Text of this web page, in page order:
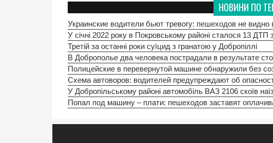
НОВИНИ ПО
Украинские водители бьют тревогу: пешеходов не видно
У січні 2022 року в Покровському районі сталося 13
Третій за останні роки суїцид з гранатою у Добропіллі
В Доброполье два человека пострадали в результате
Полицейские в перевернутой машине обнаружили без
Схема автоворов: водителей предупреждают об
У Добропільському районі автомобіль ВАЗ 2106 скоїв
Попал под машину – плати: пешеходов заставят